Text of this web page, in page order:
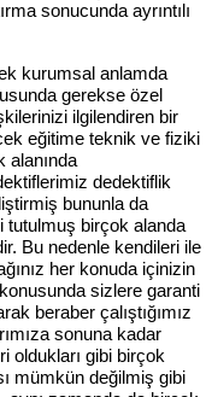
sonucunda ayrıntılı
kurumsal anlamda
gerekse özel
ilgilendiren bir
eğitime teknik ve fiziki
alanında
dedektiflik
bununla da
tutulmuş birçok alanda
Bu nedenle kendileri ile
her konuda içinizin
sizlere garanti
beraber çalıştığımız
sonuna kadar
oldukları gibi birçok
mümkün değilmiş gibi